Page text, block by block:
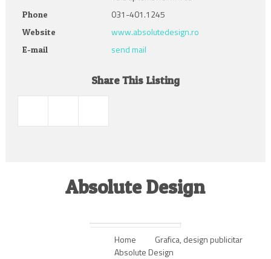
Phone 031-401.1245
Website www.absolutedesign.ro
E-mail send mail
Share This Listing
Absolute Design
Home
Grafica, design publicitar
Absolute Design